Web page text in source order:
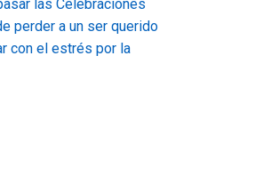
las Celebraciones
perder a un ser querido
con el estrés por la